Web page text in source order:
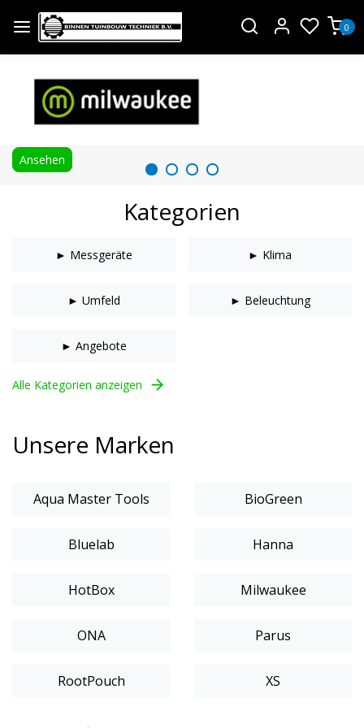
0
Ansehen
Kategorien
► Messgeräte ► Klima
► Umfeld ► Beleuchtung
► Angebote
Alle Kategorien anzeigen
Unsere Marken
Aqua Master Tools BioGreen
Bluelab Hanna
HotBox Milwaukee
ONA Parus
RootPouch XS